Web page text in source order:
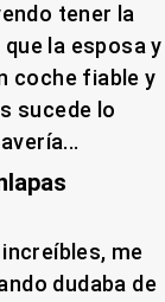
tener la
la esposa y
coche fiable y
sucede lo
me
dudaba de